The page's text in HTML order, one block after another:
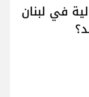
في لبنان